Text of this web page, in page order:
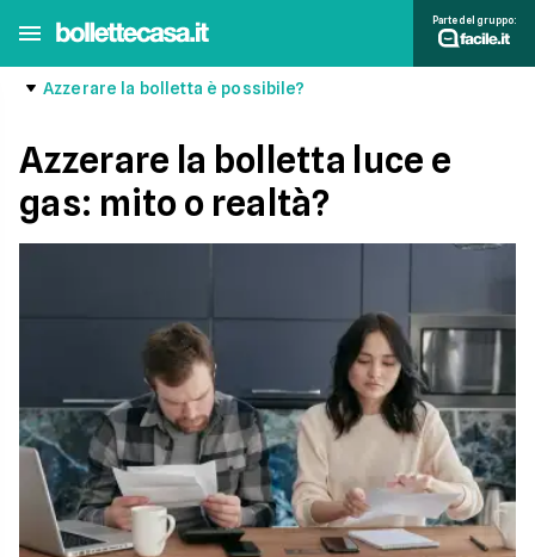
Parte del gruppo:
Azzerare la bolletta è possibile?
Azzerare la bolletta luce e
gas: mito o realtà?